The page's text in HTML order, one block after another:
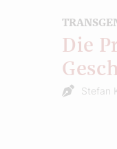
Die
Stefan